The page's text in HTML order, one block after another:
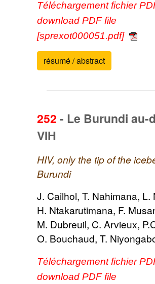
Téléchargement fichier
download PDF file
[sprexot000051.pdf]
résumé / abstract
252 - Le Burundi au-
VIH
HIV, only the tip of the
Burundi
J. Cailhol, T. Nahimana, L.
H. Ntakarutimana, F.
M. Dubreuil, C. Arvieux,
O. Bouchaud, T.
Téléchargement fichier
download PDF file